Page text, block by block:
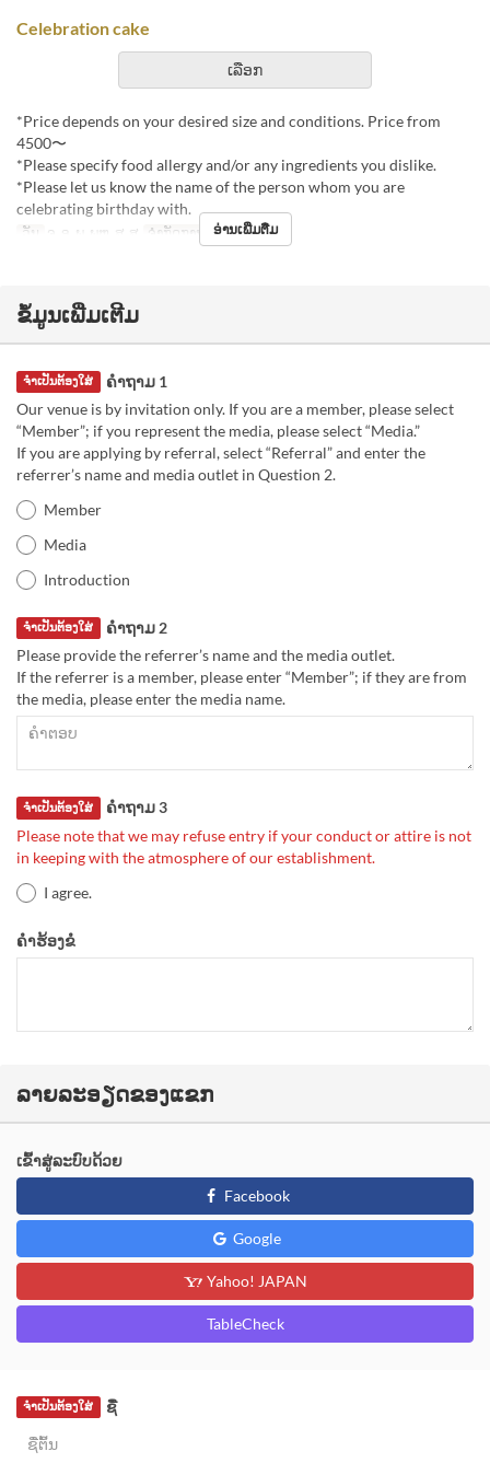
Celebration cake
ເລືອກ
*Price depends on your desired size and conditions. Price from
4500〜
*Please specify food allergy and/or any ingredients you dislike.
*Please let us know the name of the person whom you are
celebrating birthday with.
ວັນ ຈ, ອ, ພ, ພຫ, ສູ, ສ ຈຳກັດການສັ່ງຊື້ 1 ~
ອ່ານເພີ່ມຕື່ມ
ຂໍ້ມູນເພີ່ມເຕີມ
ຄຳຖາມ 1
ຈຳເປັນຕ້ອງໃສ່
Our venue is by invitation only. If you are a member, please select
“Member”; if you represent the media, please select “Media.”
If you are applying by referral, select “Referral” and enter the
referrer’s name and media outlet in Question 2.
Member
Media
Introduction
ຄຳຖາມ 2
ຈຳເປັນຕ້ອງໃສ່
Please provide the referrer’s name and the media outlet.
If the referrer is a member, please enter “Member”; if they are from
the media, please enter the media name.
ຄຳຖາມ 3
ຈຳເປັນຕ້ອງໃສ່
Please note that we may refuse entry if your conduct or attire is not
in keeping with the atmosphere of our establishment.
I agree.
ຄຳຮ້ອງຂໍ
ລາຍລະອຽດຂອງແຂກ
ເຂົ້າສູ່ລະບົບດ້ວຍ
Facebook
Google
Yahoo! JAPAN
TableCheck
ຊື່
ຈຳເປັນຕ້ອງໃສ່